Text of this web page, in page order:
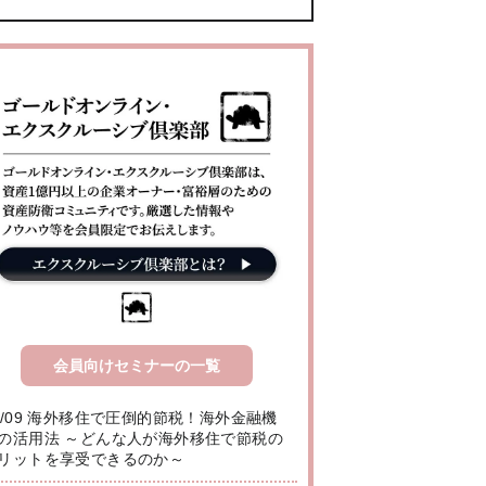
会員向けセミナーの一覧
09 海外移住で圧倒的節税！海外金融機
活用法 ～どんな人が海外移住で節税の
ットを享受できるのか～